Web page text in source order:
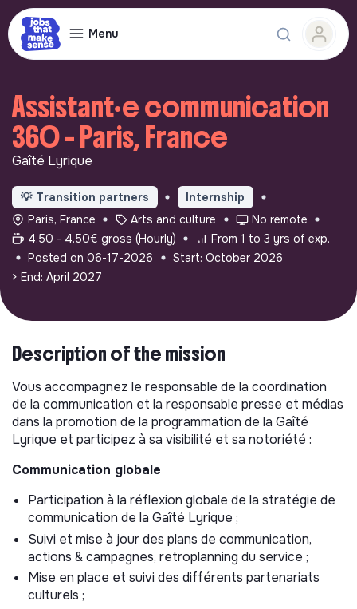
Menu
Assistant·e communication
360 - Paris, France
Gaîté Lyrique
💡 Transition partners
Internship
Paris, France
Arts and culture
No remote
4.50 - 4.50€ gross (Hourly)
From 1 to 3 yrs of exp.
Posted on 06-17-2026
Start: October 2026
> End: April 2027
Description of the mission
Vous accompagnez le responsable de la coordination
de la communication et la responsable presse et médias
dans la promotion de la programmation de la Gaîté
Lyrique et participez à sa visibilité et sa notoriété :
Communication globale
Participation à la réflexion globale de la stratégie de
communication de la Gaîté Lyrique ;
Suivi et mise à jour des plans de communication,
actions & campagnes, retroplanning du service ;
Mise en place et suivi des différents partenariats
culturels ;